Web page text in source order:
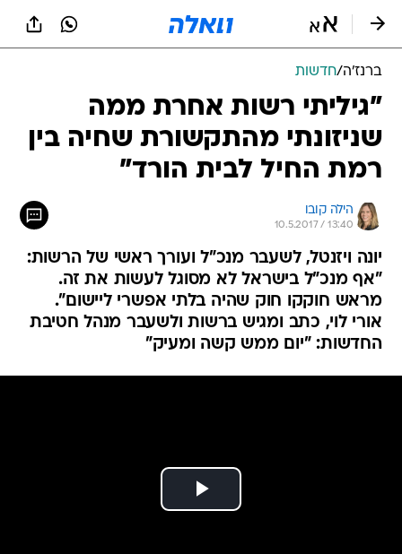
ברנז'ה/חדשות
"גיליתי רשות אחרת ממה
שניזונתי מהתקשורת שחיה בין
רמת החיל לבית הורד"
הילה קובו
10.5.2017 / 13:40
יונה ויזנטל, לשעבר מנכ"ל ועורך ראשי של הרשות:
"אף מנכ"ל בישראל לא מסוגל לעשות את זה.
מראש חוקקו חוק שהיה בלתי אפשרי ליישום".
אורי לוי, כתב ומגיש ברשות ולשעבר מנהל חטיבת
החדשות: "יום ממש קשה ומעיק"